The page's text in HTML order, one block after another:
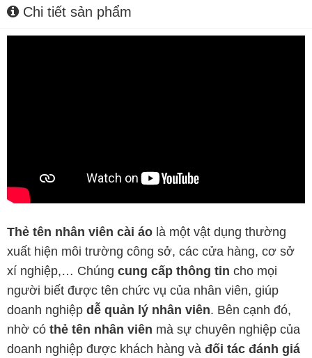
Chi tiết sản phẩm
Thẻ tên nhân viên cài áo là một vật dụng thường
xuất hiện môi trường công sở, các cửa hàng, cơ sở
xí nghiệp,… Chúng cung cấp thông tin cho mọi
người biết được tên chức vụ của nhân viên, giúp
doanh nghiệp dễ quản lý nhân viên. Bên cạnh đó,
nhờ có thẻ tên nhân viên mà sự chuyên nghiệp của
doanh nghiệp được khách hàng và đối tác đánh giá